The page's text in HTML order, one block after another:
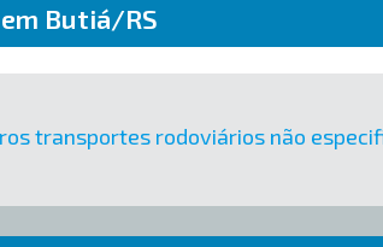
Butiá/RS
transportes rodoviários não